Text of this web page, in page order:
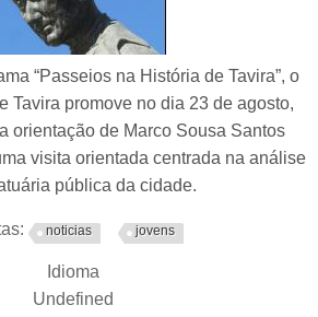
“Passeios na História de Tavira”, o
Tavira promove no dia 23 de agosto,
orientação de Marco Sousa Santos
visita orientada centrada na análise
pública da cidade.
noticias jovens
Idioma
Undefined